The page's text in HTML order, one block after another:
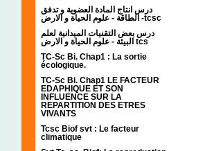
درس انتاج المادة العضوية و تدفق
الطاقة - علوم الحياة و الارض -tcsc
درس بعض التقنيات الميدانية لعلم
البيئة - علوم الحياة و الارض tcs
TC-Sc Bi. Chap1 : La sortie
écologique.
TC-Sc Bi. Chap1 LE FACTEUR
EDAPHIQUE ET SON
INFLUENCE SUR LA
REPARTITION DES ETRES
VIVANTS
Tcsc Biof svt : Le facteur
climatique